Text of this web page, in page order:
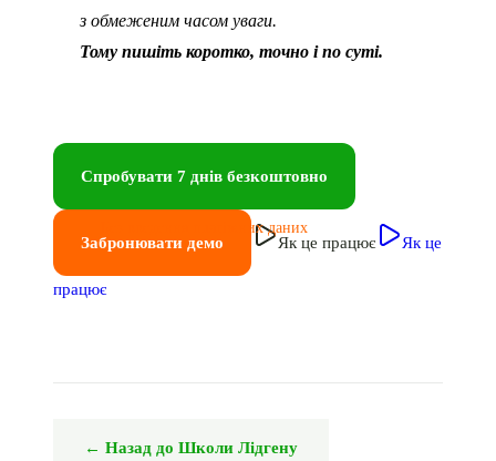
з обмеженим часом уваги.
Тому пишіть коротко, точно і по суті.
Спробувати 7 днів безкоштовно
Без введення платіжних даних
Забронювати демо Як це працює Як це
працює
← Назад до Школи Лідгену